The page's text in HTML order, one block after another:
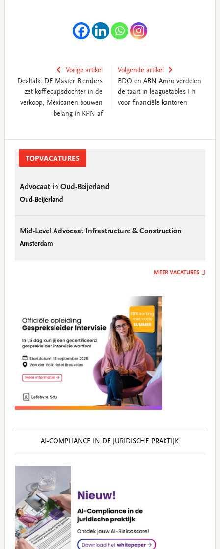
Vorige artikel
Dealtalk: DE Master Blenders
zet koffiecupsdochter in de
verkoop, Mexicanen bouwen
belang in KPN af
Volgende artikel
BDO en ABN Amro verdelen
de taart in leaguetables H1
voor financiële kantoren
SidebarTOPVACATURES
Advocaat in Oud-Beijerland
Oud-Beijerland
Mid-Level Advocaat Infrastructure & Construction
Amsterdam
MEER VACATURES
AI‑COMPLIANCE IN DE JURIDISCHE PRAKTIJK